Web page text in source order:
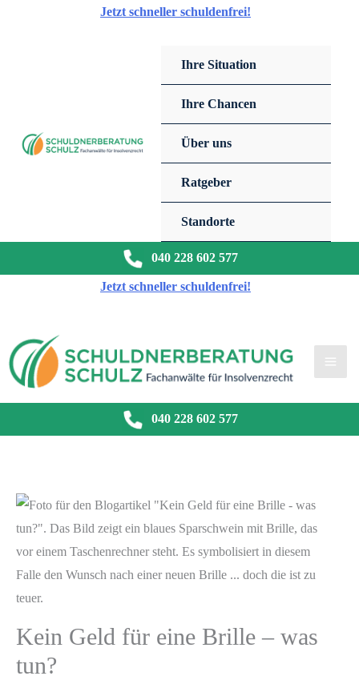
Jetzt schneller schuldenfrei!
Ihre Situation
Ihre Chancen
Über uns
Ratgeber
Standorte
040 228 602 577
Jetzt schneller schuldenfrei!
040 228 602 577
Kein Geld für eine Brille – was
tun?